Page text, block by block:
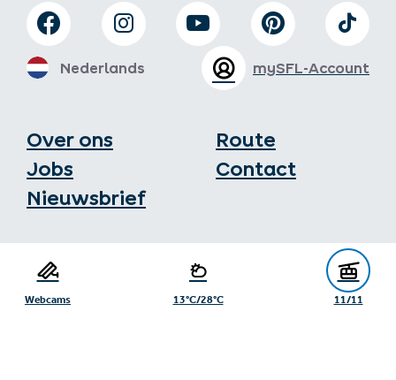
Webcams 13°C/28°C 11/11
Over ons
Jobs
Nieuwsbrief
Route
Contact
Gänsackerweg 2
mySFL-Account
Nederlands